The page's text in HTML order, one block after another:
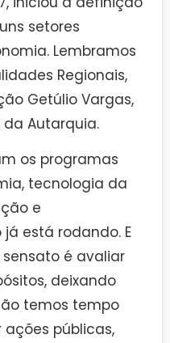
setores
Lembramos
Regionais,
Getúlio Vargas,
Autarquia.
os programas
tecnologia da
e
está rodando. E
é avaliar
deixando
temos tempo
públicas,